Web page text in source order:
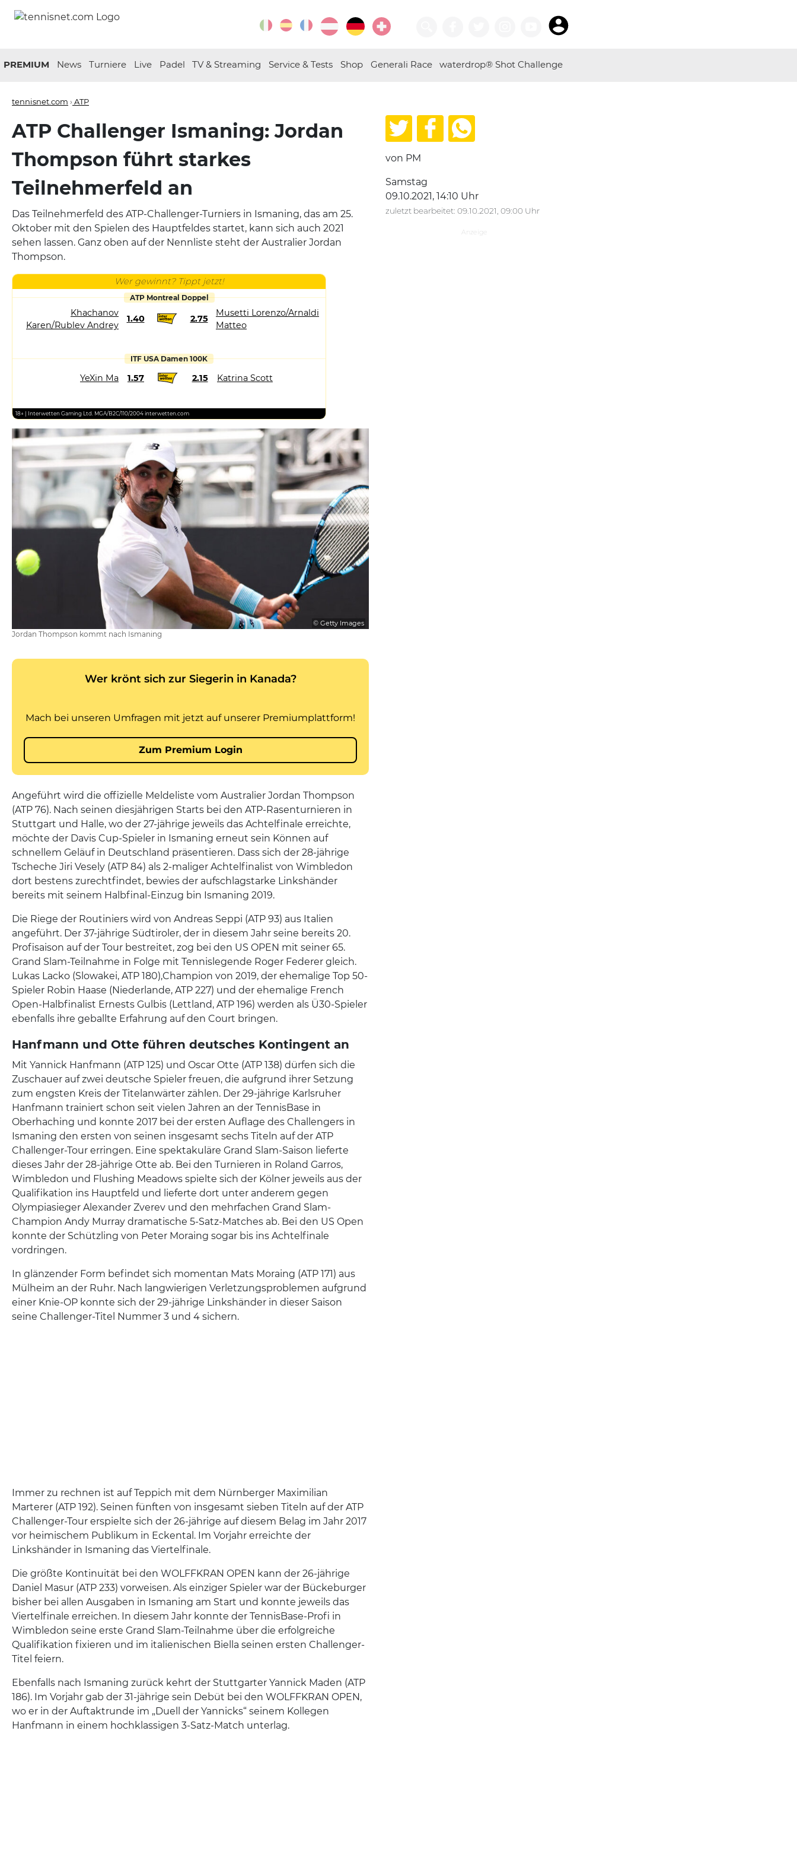
PREMIUM News Turniere Live Padel TV & Streaming Service & Tests Shop Generali Race waterdrop® Shot Challenge
tennisnet.com › ATP
ATP Challenger Ismaning: Jordan
Thompson führt starkes
Teilnehmerfeld an
Das Teilnehmerfeld des ATP-Challenger-Turniers in Ismaning, das am 25.
Oktober mit den Spielen des Hauptfeldes startet, kann sich auch 2021
sehen lassen. Ganz oben auf der Nennliste steht der Australier Jordan
Thompson.
Wer gewinnt? Tippt jetzt!
ATP Montreal Doppel
Khachanov
Karen/Rublev Andrey
1.40 2.75
Musetti Lorenzo/Arnaldi
Matteo
ITF USA Damen 100K
YeXin Ma 1.57 2.15 Katrina Scott
18+ | Interwetten Gaming Ltd. MGA/B2C/110/2004 interwetten.com
© Getty Images
Jordan Thompson kommt nach Ismaning
Angeführt wird die offizielle Meldeliste vom Australier Jordan Thompson
(ATP 76). Nach seinen diesjährigen Starts bei den ATP-Rasenturnieren in
Stuttgart und Halle, wo der 27-jährige jeweils das Achtelfinale erreichte,
möchte der Davis Cup-Spieler in Ismaning erneut sein Können auf
schnellem Geläuf in Deutschland präsentieren. Dass sich der 28-jährige
Tscheche Jiri Vesely (ATP 84) als 2-maliger Achtelfinalist von Wimbledon
dort bestens zurechtfindet, bewies der aufschlagstarke Linkshänder
bereits mit seinem Halbfinal-Einzug bin Ismaning 2019.
Die Riege der Routiniers wird von Andreas Seppi (ATP 93) aus Italien
angeführt. Der 37-jährige Südtiroler, der in diesem Jahr seine bereits 20.
Profisaison auf der Tour bestreitet, zog bei den US OPEN mit seiner 65.
Grand Slam-Teilnahme in Folge mit Tennislegende Roger Federer gleich.
Lukas Lacko (Slowakei, ATP 180),Champion von 2019, der ehemalige Top 50-
Spieler Robin Haase (Niederlande, ATP 227) und der ehemalige French
Open-Halbfinalist Ernests Gulbis (Lettland, ATP 196) werden als Ü30-Spieler
ebenfalls ihre geballte Erfahrung auf den Court bringen.
Hanfmann und Otte führen deutsches Kontingent an
Mit Yannick Hanfmann (ATP 125) und Oscar Otte (ATP 138) dürfen sich die
Zuschauer auf zwei deutsche Spieler freuen, die aufgrund ihrer Setzung
zum engsten Kreis der Titelanwärter zählen. Der 29-jährige Karlsruher
Hanfmann trainiert schon seit vielen Jahren an der TennisBase in
Oberhaching und konnte 2017 bei der ersten Auflage des Challengers in
Ismaning den ersten von seinen insgesamt sechs Titeln auf der ATP
Challenger-Tour erringen. Eine spektakuläre Grand Slam-Saison lieferte
dieses Jahr der 28-jährige Otte ab. Bei den Turnieren in Roland Garros,
Wimbledon und Flushing Meadows spielte sich der Kölner jeweils aus der
Qualifikation ins Hauptfeld und lieferte dort unter anderem gegen
Olympiasieger Alexander Zverev und den mehrfachen Grand Slam-
Champion Andy Murray dramatische 5-Satz-Matches ab. Bei den US Open
konnte der Schützling von Peter Moraing sogar bis ins Achtelfinale
vordringen.
In glänzender Form befindet sich momentan Mats Moraing (ATP 171) aus
Mülheim an der Ruhr. Nach langwierigen Verletzungsproblemen aufgrund
einer Knie-OP konnte sich der 29-jährige Linkshänder in dieser Saison
seine Challenger-Titel Nummer 3 und 4 sichern.
Immer zu rechnen ist auf Teppich mit dem Nürnberger Maximilian
Marterer (ATP 192). Seinen fünften von insgesamt sieben Titeln auf der ATP
Challenger-Tour erspielte sich der 26-jährige auf diesem Belag im Jahr 2017
vor heimischem Publikum in Eckental. Im Vorjahr erreichte der
Linkshänder in Ismaning das Viertelfinale.
Die größte Kontinuität bei den WOLFFKRAN OPEN kann der 26-jährige
Daniel Masur (ATP 233) vorweisen. Als einziger Spieler war der Bückeburger
bisher bei allen Ausgaben in Ismaning am Start und konnte jeweils das
Viertelfinale erreichen. In diesem Jahr konnte der TennisBase-Profi in
Wimbledon seine erste Grand Slam-Teilnahme über die erfolgreiche
Qualifikation fixieren und im italienischen Biella seinen ersten Challenger-
Titel feiern.
Ebenfalls nach Ismaning zurück kehrt der Stuttgarter Yannick Maden (ATP
186). Im Vorjahr gab der 31-jährige sein Debüt bei den WOLFFKRAN OPEN,
wo er in der Auftaktrunde im „Duell der Yannicks“ seinem Kollegen
Hanfmann in einem hochklassigen 3-Satz-Match unterlag.
von PM
Samstag
09.10.2021, 14:10 Uhr
zuletzt bearbeitet: 09.10.2021, 09:00 Uhr